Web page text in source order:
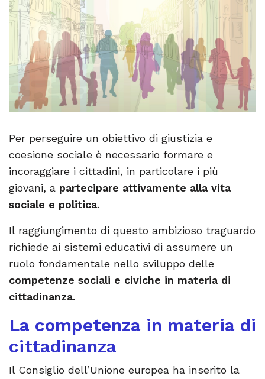
Per perseguire un obiettivo di giustizia e
coesione sociale è necessario formare e
incoraggiare i cittadini, in particolare i più
giovani, a partecipare attivamente alla vita
sociale e politica.
Il raggiungimento di questo ambizioso traguardo
richiede ai sistemi educativi di assumere un
ruolo fondamentale nello sviluppo delle
competenze sociali e civiche in materia di
cittadinanza.
La competenza in materia di
cittadinanza
Il Consiglio dell’Unione europea ha inserito la